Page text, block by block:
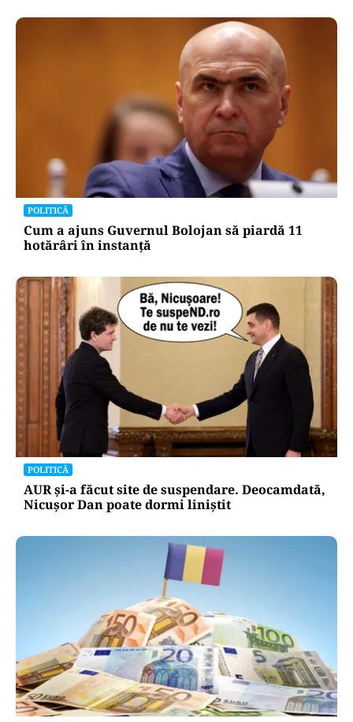
POLITICĂ
Cum a ajuns Guvernul Bolojan să piardă 11
hotărâri în instanță
POLITICĂ
AUR și-a făcut site de suspendare. Deocamdată,
Nicușor Dan poate dormi liniștit